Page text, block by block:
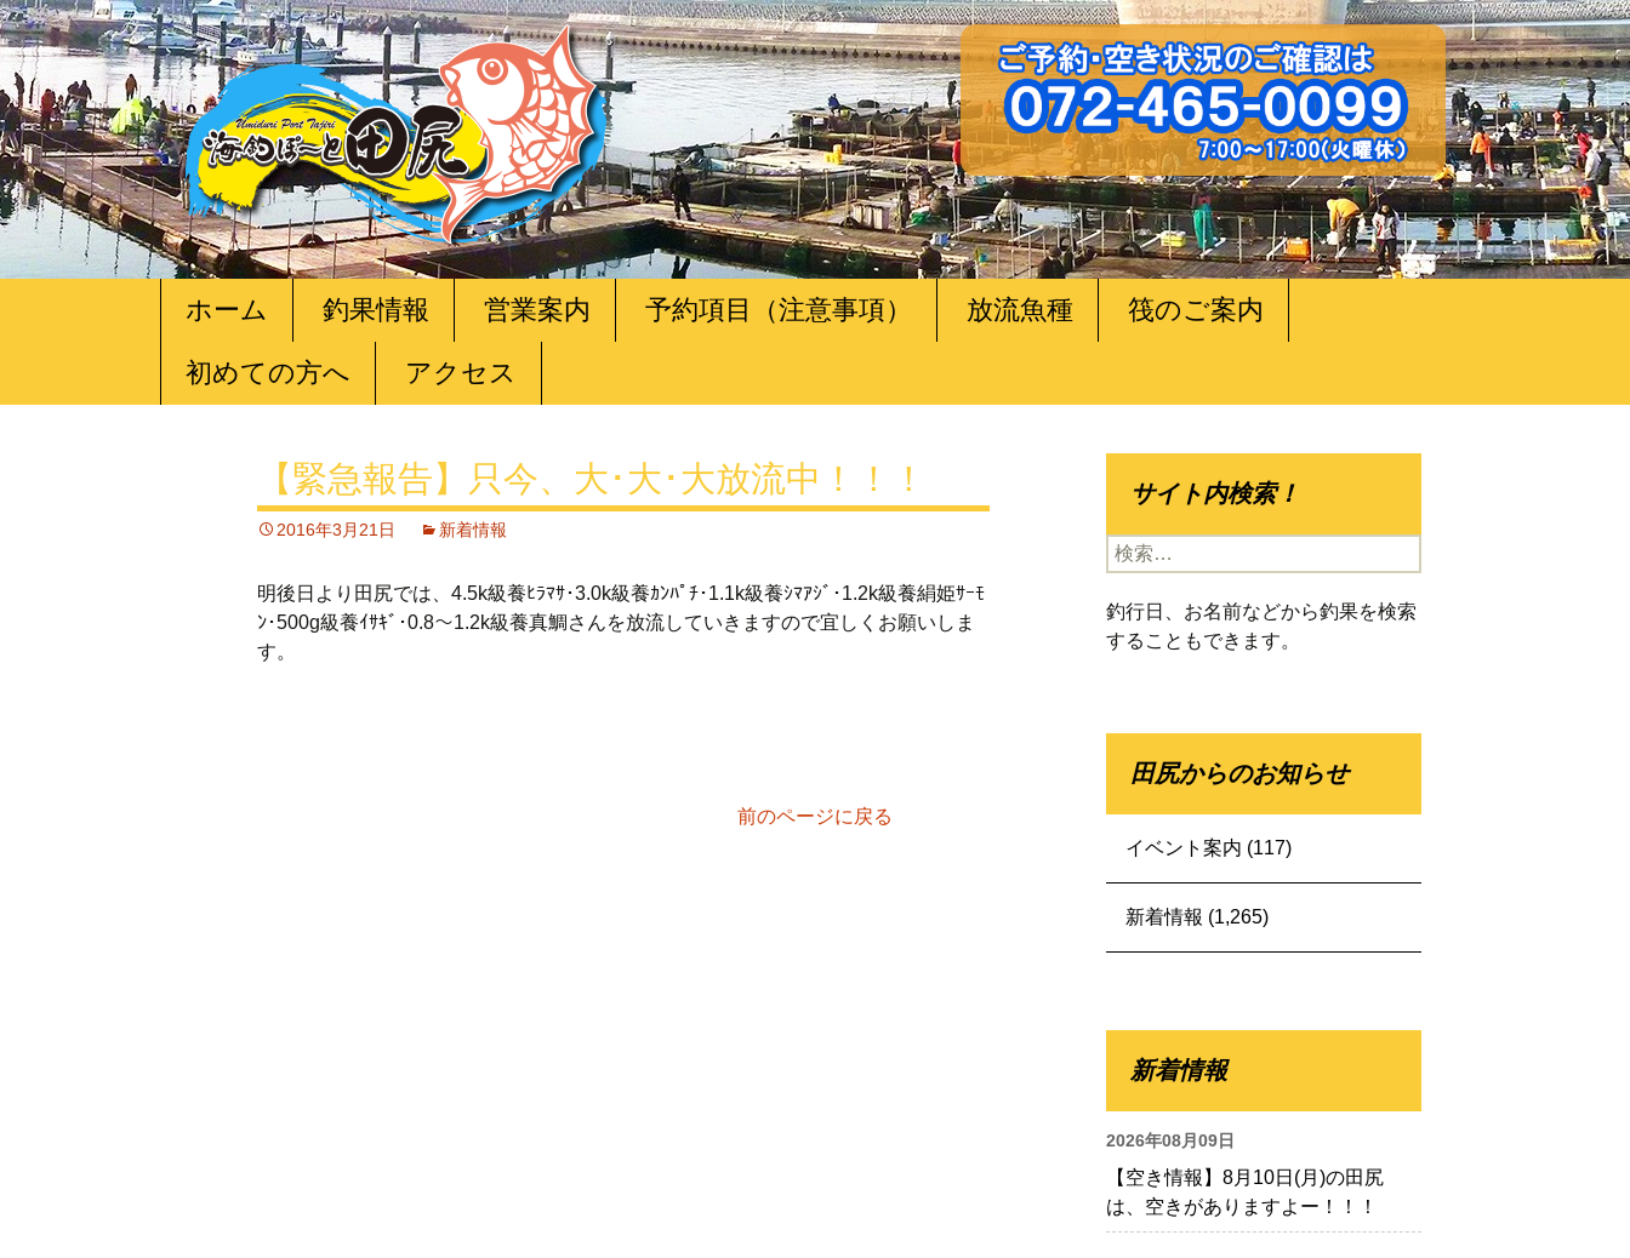
ツ
ホーム 釣果情報 営業案内 予約項目（注意事項） 放流魚種 筏のご案内
初めての方へ アクセス
【緊急報告】只今、大･大･大放流中！！！
2016年3月21日 新着情報
明後日より田尻では、4.5k級養ﾋﾗﾏｻ･3.0k級養ｶﾝﾊﾟﾁ･1.1k級養ｼﾏｱｼﾞ･1.2k級養絹姫ｻｰﾓ
ﾝ･500g級養ｲｻｷﾞ･0.8～1.2k級養真鯛さんを放流していきますので宜しくお願いしま
す。
前のページに戻る
サイト内検索！
検
索:
釣行日、お名前などから釣果を検索
することもできます。
田尻からのお知らせ
イベント案内 (117)
新着情報 (1,265)
新着情報
2026年08月09日
【空き情報】8月10日(月)の田尻
は、空きがありますよー！！！